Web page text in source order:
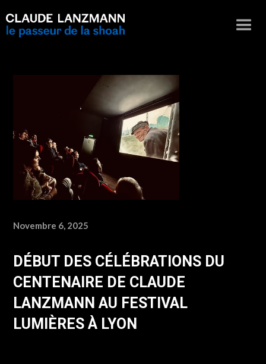
Novembre 6, 2025
DÉBUT DES CÉLÉBRATIONS DU
CENTENAIRE DE CLAUDE
LANZMANN AU FESTIVAL
LUMIÈRES À LYON